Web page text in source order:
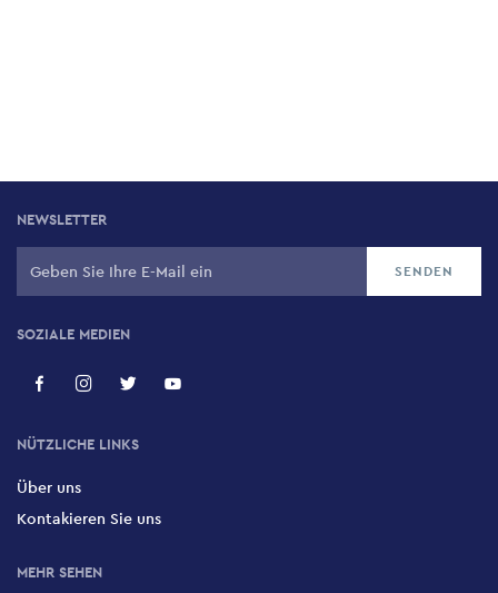
NEWSLETTER
SOZIALE MEDIEN
NÜTZLICHE LINKS
Über uns
Kontakieren Sie uns
MEHR SEHEN